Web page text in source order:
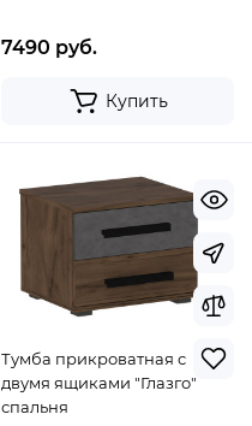
7490 руб.
Купить
Тумба прикроватная с
двумя ящиками "Глазго"
спальня